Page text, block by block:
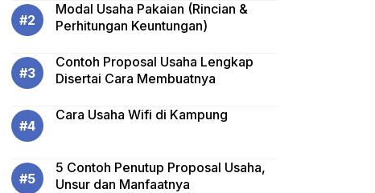
Modal Usaha Pakaian (Rincian &
Perhitungan Keuntungan)
Contoh Proposal Usaha Lengkap
Disertai Cara Membuatnya
Cara Usaha Wifi di Kampung
5 Contoh Penutup Proposal Usaha,
Unsur dan Manfaatnya